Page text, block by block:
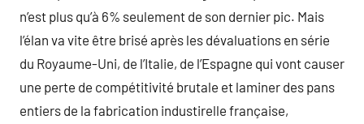
n’est plus qu’à 6% seulement de son dernier pic. Mais
l’élan va vite être brisé après les dévaluations en série
du Royaume-Uni, de l’Italie, de l’Espagne qui vont causer
une perte de compétitivité brutale et laminer des pans
entiers de la fabrication industirelle française,